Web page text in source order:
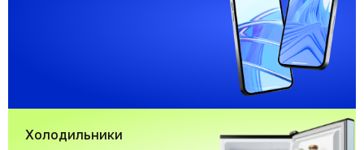
Холодильники